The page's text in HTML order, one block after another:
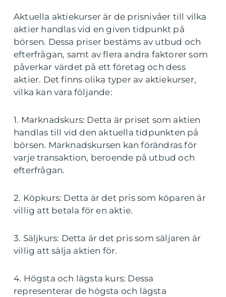
Aktuella aktiekurser är de prisnivåer till vilka
aktier handlas vid en given tidpunkt på
börsen. Dessa priser bestäms av utbud och
efterfrågan, samt av flera andra faktorer som
påverkar värdet på ett företag och dess
aktier. Det finns olika typer av aktiekurser,
vilka kan vara följande:
1. Marknadskurs: Detta är priset som aktien
handlas till vid den aktuella tidpunkten på
börsen. Marknadskursen kan förändras för
varje transaktion, beroende på utbud och
efterfrågan.
2. Köpkurs: Detta är det pris som köparen är
villig att betala för en aktie.
3. Säljkurs: Detta är det pris som säljaren är
villig att sälja aktien för.
4. Högsta och lägsta kurs: Dessa
representerar de högsta och lägsta